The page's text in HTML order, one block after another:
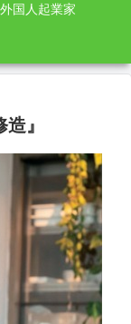
外国人起業家
』